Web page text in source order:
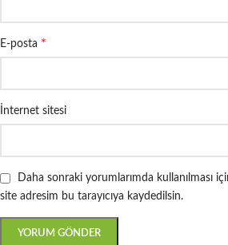
E-posta *
İnternet sitesi
Daha sonraki yorumlarımda kullanılması
site adresim bu tarayıcıya kaydedilsin.